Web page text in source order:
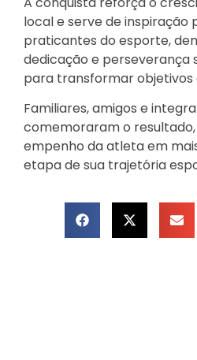
local e serve de inspiração
praticantes do esporte,
dedicação e perseverança
para transformar objetivos
Familiares, amigos e
comemoraram o
empenho da atleta em
etapa de sua trajetória